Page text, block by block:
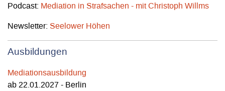
Podcast: Mediation in Strafsachen - mit Christoph Willms
Newsletter: Seelower Höhen
Ausbildungen
Mediationsausbildung
ab 22.01.2027 - Berlin